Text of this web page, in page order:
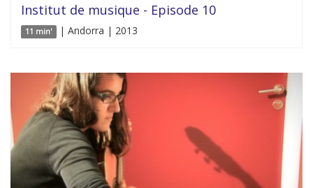
Institut de musique - Episode 10
11 min' | Andorra | 2013